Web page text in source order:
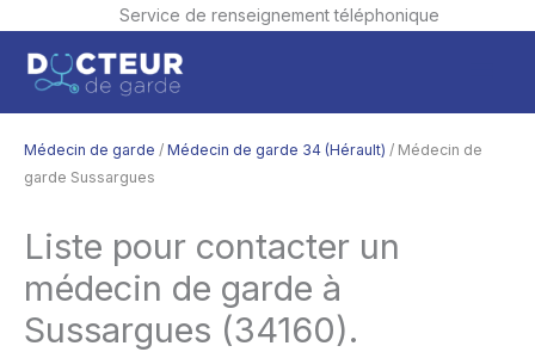
Service de renseignement téléphonique
contenu
Médecin de garde / Médecin de garde 34 (Hérault) / Médecin de
garde Sussargues
Liste pour contacter un
médecin de garde à
Sussargues (34160).